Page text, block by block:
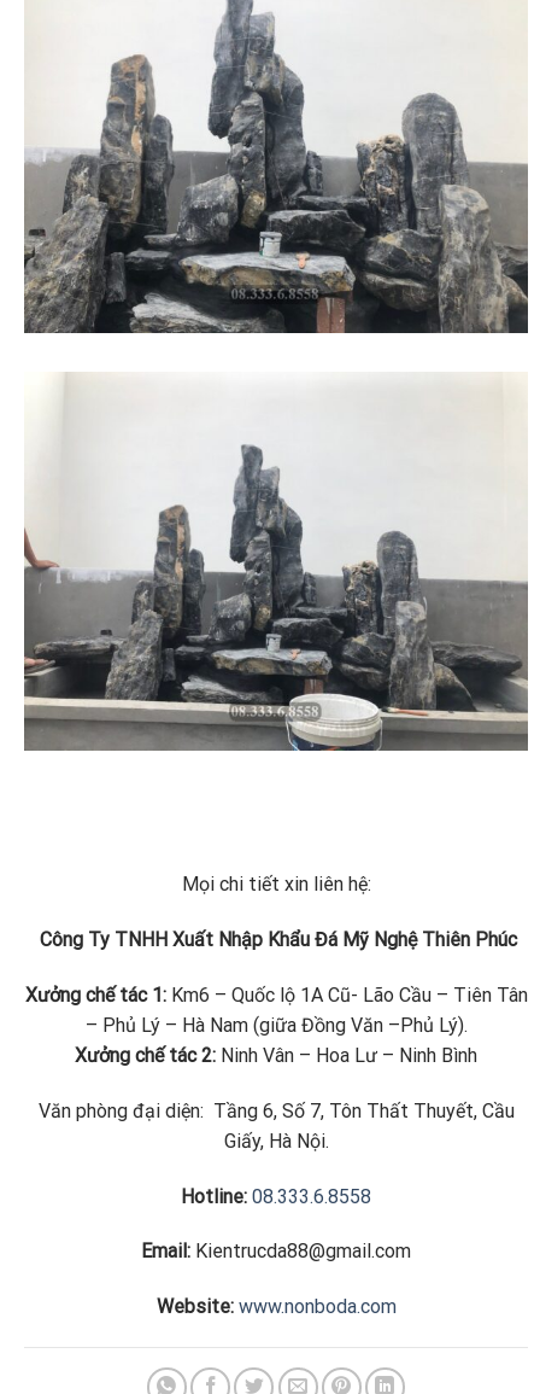
Mọi chi tiết xin liên hệ:
Công Ty TNHH Xuất Nhập Khẩu Đá Mỹ Nghệ Thiên Phúc
Xưởng chế tác 1:Km6 – Quốc lộ 1A Cũ- Lão Cầu – Tiên Tân
– Phủ Lý – Hà Nam (giữa Đồng Văn –Phủ Lý).
Xưởng chế tác 2: Ninh Vân – Hoa Lư – Ninh Bình
Văn phòng đại diện: Tầng 6, Số 7, Tôn Thất Thuyết, Cầu
Giấy, Hà Nội.
Hotline: 08.333.6.8558
Email: Kientrucda88@gmail.com
Website:www.nonboda.com